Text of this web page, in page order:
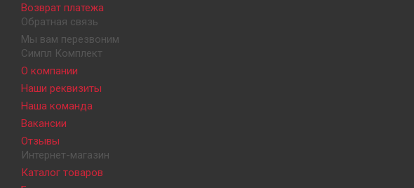
Возврат платежа
Обратная связь
Мы вам перезвоним
Симпл Комплект
О компании
Наши реквизиты
Наша команда
Вакансии
Отзывы
Интернет-магазин
Каталог товаров